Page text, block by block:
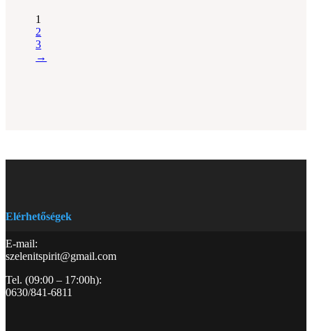
1
2
3
→
Elérhetőségek
E-mail:
szelenitspirit@gmail.com
Tel. (09:00 – 17:00h):
0630/841-6811